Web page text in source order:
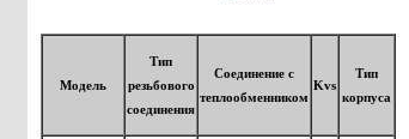
Модель
Тип
резьбового
соединения
Соединение с
теплообменником
Kvs
Тип
корпуса